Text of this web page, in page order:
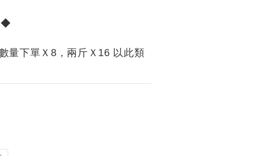
量下單Ｘ8，兩斤Ｘ16 以此類